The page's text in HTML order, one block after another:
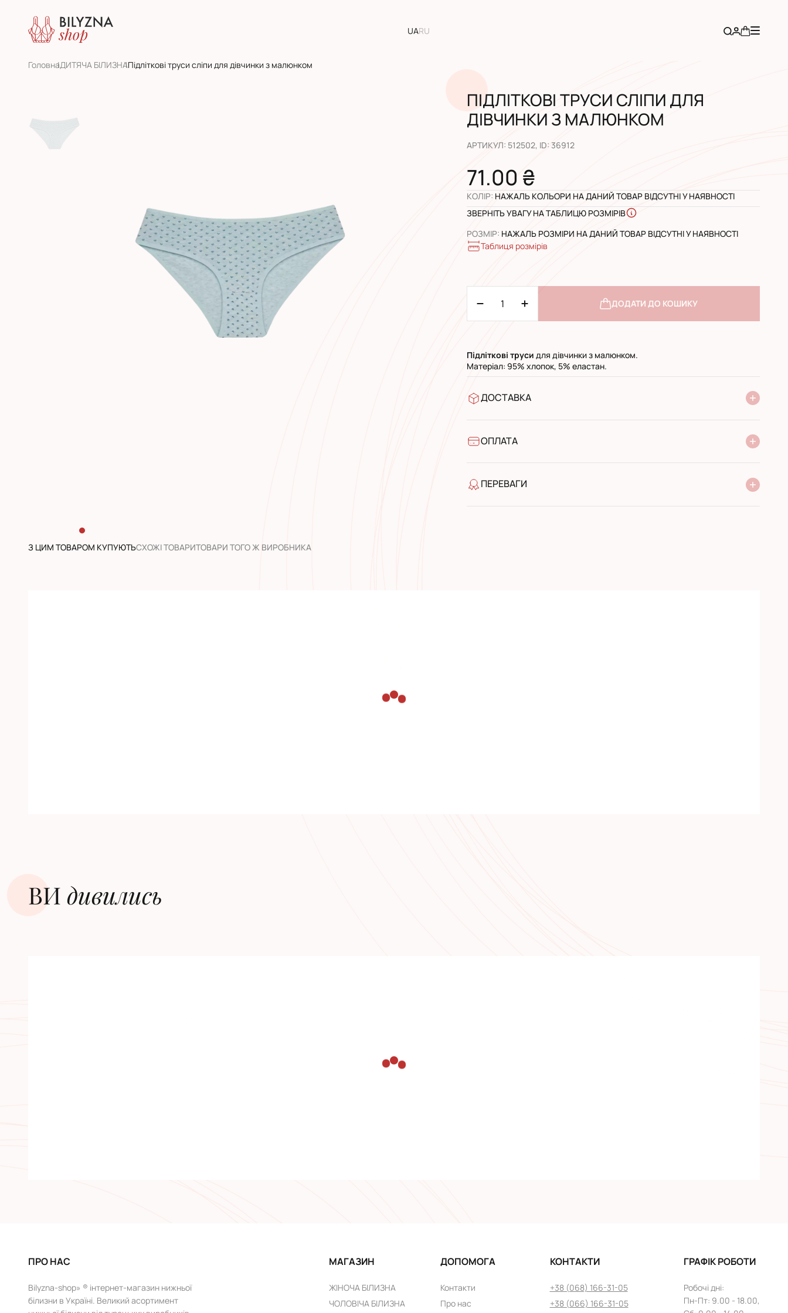
UARU
ГоловнаДИТЯЧА БІЛИЗНАПідліткові труси сліпи для дівчинки з малюнком
ПІДЛІТКОВІ ТРУСИ СЛІПИ ДЛЯ
ДІВЧИНКИ З МАЛЮНКОМ
АРТИКУЛ: 512502, ID: 36912
71.00 ₴
КОЛІР: НАЖАЛЬ КОЛЬОРИ НА ДАНИЙ ТОВАР ВІДСУТНІ У НАЯВНОСТІ
ЗВЕРНІТЬ УВАГУ НА ТАБЛИЦЮ РОЗМІРІВ
РОЗМІР: НАЖАЛЬ РОЗМІРИ НА ДАНИЙ ТОВАР ВІДСУТНІ У НАЯВНОСТІ
Таблиця розмірів
ДОДАТИ ДО КОШИКУ
Підліткові труси для дівчинки з малюнком.
Матеріал: 95% хлопок, 5% еластан.
ДОСТАВКА
УкрПошта стандарт
ОПЛАТА
Банківський переказ
ПЕРЕВАГИ
широкий асортимент
З ЦИМ ТОВАРОМ КУПУЮТЬCХОЖІ ТОВАРИТОВАРИ ТОГО Ж ВИРОБНИКА
ВИ дивилиcь
ПРО НАС
Bilyzna-shop» ® інтернет-магазин нижньої
білизни в Україні. Великий асортимент
МАГАЗИН
ЖІНОЧА БІЛИЗНА
ЧОЛОВІЧА БІЛИЗНА
ДОПОМОГА
Контакти
Про нас
КОНТАКТИ
+38 (068) 166-31-05
+38 (066) 166-31-05
ГРАФІК РОБОТИ
Робочі дні:
Пн-Пт: 9.00 - 18.00,